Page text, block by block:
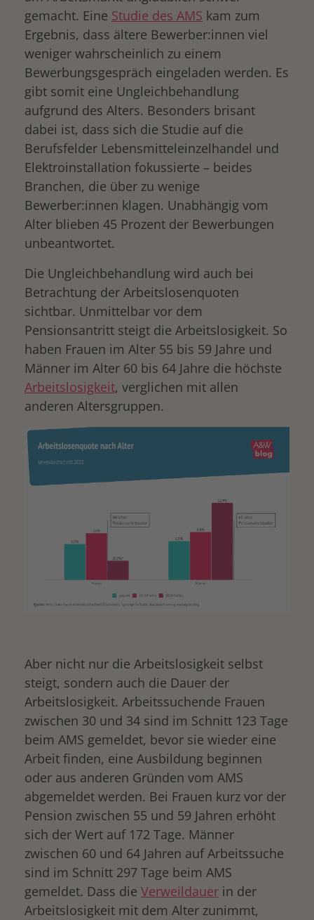
gemacht. Eine Studie des AMS kam zum
Ergebnis, dass ältere Bewerber:innen viel
weniger wahrscheinlich zu einem
Bewerbungsgespräch eingeladen werden. Es
gibt somit eine Ungleichbehandlung
aufgrund des Alters. Besonders brisant
dabei ist, dass sich die Studie auf die
Berufsfelder Lebensmitteleinzelhandel und
Elektroinstallation fokussierte – beides
Branchen, die über zu wenige
Bewerber:innen klagen. Unabhängig vom
Alter blieben 45 Prozent der Bewerbungen
unbeantwortet.
Die Ungleichbehandlung wird auch bei
Betrachtung der Arbeitslosenquoten
sichtbar. Unmittelbar vor dem
Pensionsantritt steigt die Arbeitslosigkeit. So
haben Frauen im Alter 55 bis 59 Jahre und
Männer im Alter 60 bis 64 Jahre die höchste
Arbeitslosigkeit, verglichen mit allen
anderen Altersgruppen.
Aber nicht nur die Arbeitslosigkeit selbst
steigt, sondern auch die Dauer der
Arbeitslosigkeit. Arbeitssuchende Frauen
zwischen 30 und 34 sind im Schnitt 123 Tage
beim AMS gemeldet, bevor sie wieder eine
Arbeit finden, eine Ausbildung beginnen
oder aus anderen Gründen vom AMS
abgemeldet werden. Bei Frauen kurz vor der
Pension zwischen 55 und 59 Jahren erhöht
sich der Wert auf 172 Tage. Männer
zwischen 60 und 64 Jahren auf Arbeitssuche
sind im Schnitt 297 Tage beim AMS
gemeldet. Dass die Verweildauer in der
Arbeitslosigkeit mit dem Alter zunimmt,